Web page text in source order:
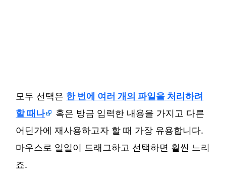
모두 선택은 한 번에 여러 개의 파일을 처리하려
할 때나
혹은 방금 입력한 내용을 가지고 다른
어딘가에 재사용하고자 할 때 가장 유용합니다.
마우스로 일일이 드래그하고 선택하면 훨씬 느리
죠.